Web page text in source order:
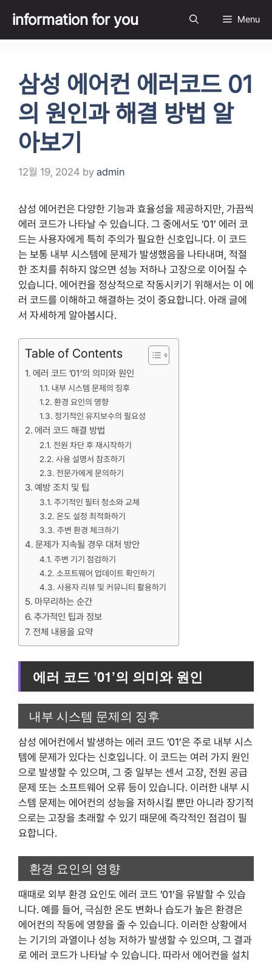
content
information for you Menu
삼성 에어컨 에러코드 01
의 원인과 해결 방법 알
아보기
12월 19, 2024 by admin
삼성 에어컨은 다양한 기능과 효율성을 제공하지만, 가끔씩
에러 코드가 나타날 수 있습니다. 그 중에서도 ’01’ 에러 코
드는 사용자에게 특히 주의가 필요한 신호입니다. 이 코드
는 보통 내부 시스템에 문제가 발생했음을 나타내며, 적절
한 조치를 취하지 않으면 성능 저하나 고장으로 이어질 수
있습니다. 에어컨을 정상적으로 작동시키기 위해서는 이 에
러 코드를 이해하고 해결하는 것이 중요합니다. 아래 글에
서 자세하게 알아봅시다.
Table of Contents
에러 코드 ’01’의 의미와 원인
내부 시스템 문제의 징후
환경 요인의 영향
정기적인 유지보수의 필요성
에러 코드 해결 방법
전원 차단 후 재시작하기
사용 설명서 참조하기
전문가에게 문의하기
예방 조치 및 팁
주기적인 필터 청소와 교체
온도 설정 최적화하기
주변 환경 체크하기
문제가 지속될 경우 대처 방안
주변 기기 점검하기
소프트웨어 업데이트 확인하기
사용자 리뷰 및 커뮤니티 활용하기
마무리하는 순간
추가적인 팁과 정보
전체 내용을 요약
에러 코드 ’01’의 의미와 원인
내부 시스템 문제의 징후
삼성 에어컨에서 발생하는 에러 코드 ’01’은 주로 내부 시스
템에 문제가 있다는 신호입니다. 이 코드는 여러 가지 원인
으로 발생할 수 있으며, 그 중 일부는 센서 고장, 전원 공급
문제 또는 소프트웨어 오류 등이 있습니다. 이러한 내부 시
스템 문제는 에어컨의 성능을 저하시킬 뿐만 아니라 장기적
으로는 고장을 초래할 수 있기 때문에 즉각적인 점검이 필
요합니다.
환경 요인의 영향
때때로 외부 환경 요인도 에러 코드 ’01’을 유발할 수 있습
니다. 예를 들어, 극심한 온도 변화나 습도가 높은 환경은
에어컨의 작동에 영향을 줄 수 있습니다. 이러한 상황에서
는 기기의 과열이나 성능 저하가 발생할 수 있으며, 그 결과
로 에러 코드가 나타날 수 있습니다. 따라서 에어컨을 설치